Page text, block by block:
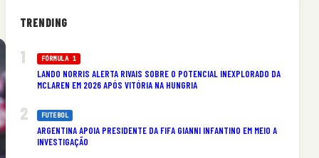
TRENDING
FÓRMULA 1
LANDO NORRIS ALERTA RIVAIS SOBRE O POTENCIAL INEXPLORADO DA
MCLAREN EM 2026 APÓS VITÓRIA NA HUNGRIA
FUTEBOL
ARGENTINA APOIA PRESIDENTE DA FIFA GIANNI INFANTINO EM MEIO A
INVESTIGAÇÃO